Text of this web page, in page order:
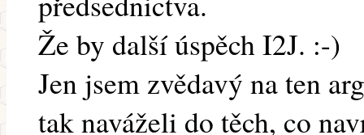
Že by další úspěch I2J. :-)
Jen jsem zvědavý na ten
tak naváželi do těch, co